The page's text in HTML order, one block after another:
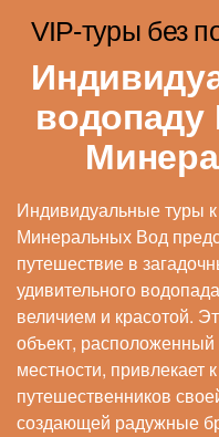
VIP-туры без
водопаду
Индивидуальные туры
Минеральных Вод
путешествие в
удивительного
величием и красотой.
объект,
местности, привлекает
путешественников
создающей радужные